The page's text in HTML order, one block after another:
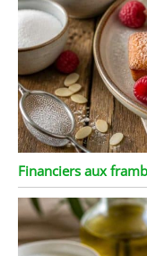
Financiers aux